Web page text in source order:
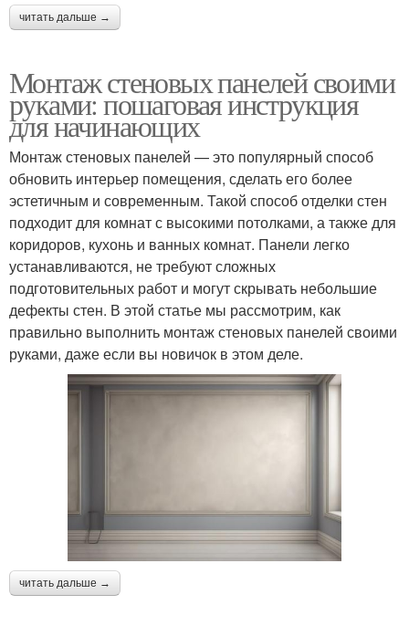
читать дальше →
Монтаж стеновых панелей своими
руками: пошаговая инструкция
для начинающих
Монтаж стеновых панелей — это популярный способ
обновить интерьер помещения, сделать его более
эстетичным и современным. Такой способ отделки стен
подходит для комнат с высокими потолками, а также для
коридоров, кухонь и ванных комнат. Панели легко
устанавливаются, не требуют сложных
подготовительных работ и могут скрывать небольшие
дефекты стен. В этой статье мы рассмотрим, как
правильно выполнить монтаж стеновых панелей своими
руками, даже если вы новичок в этом деле.
читать дальше →